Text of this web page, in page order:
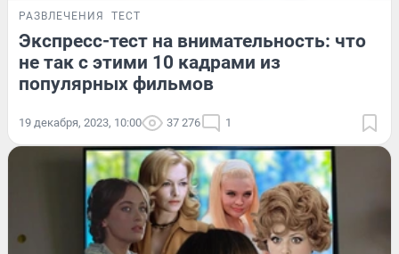
РАЗВЛЕЧЕНИЯ ТЕСТ
Экспресс-тест на внимательность: что
не так с этими 10 кадрами из
популярных фильмов
19 декабря, 2023, 10:00 37 276 1